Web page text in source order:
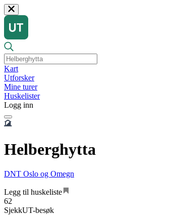
Kart
Utforsker
Mine turer
Huskelister
Logg inn
Helberghytta
DNT Oslo og Omegn
Legg til huskeliste
62
SjekkUT-besøk